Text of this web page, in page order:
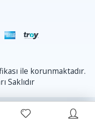
ile korunmaktadır.
Saklıdır